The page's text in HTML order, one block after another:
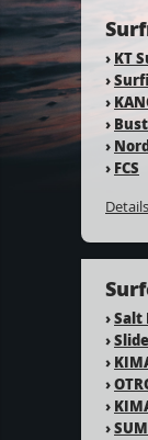
› KT
›
›
›
›
› FCS
›Salt
›
›
›
›
›